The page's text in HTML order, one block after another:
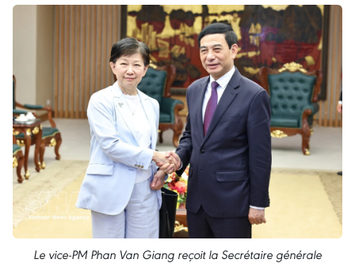
Le vice-PM Phan Van Giang reçoit la Secrétaire générale